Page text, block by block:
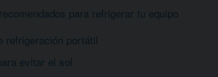
para refrigerar tu equipo
refrigeración portátil
evitar el sol